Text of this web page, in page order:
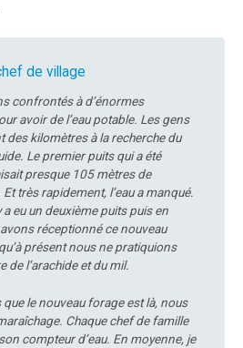
de village
confrontés à d’énormes
avoir de l’eau potable. Les gens
des kilomètres à la recherche du
Le premier puits qui a été
presque 105 mètres de
très rapidement, l’eau a manqué.
a eu un deuxième puits puis en
réceptionné ce nouveau
présent nous ne pratiquions
de l’arachide et du mil.
le nouveau forage est là, nous
Chaque chef de famille
compteur d’eau. En moyenne, je